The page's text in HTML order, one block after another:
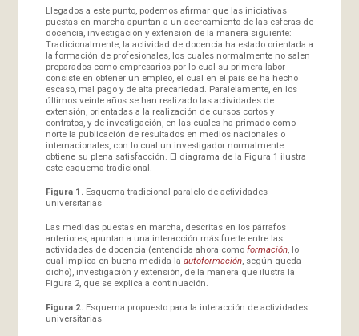
Llegados a este punto, podemos afirmar que las iniciativas
puestas en marcha apuntan a un acercamiento de las esferas de
docencia, investigación y extensión de la manera siguiente:
Tradicionalmente, la actividad de docencia ha estado orientada a
la formación de profesionales, los cuales normalmente no salen
preparados como empresarios por lo cual su primera labor
consiste en obtener un empleo, el cual en el país se ha hecho
escaso, mal pago y de alta precariedad. Paralelamente, en los
últimos veinte años se han realizado las actividades de
extensión, orientadas a la realización de cursos cortos y
contratos, y de investigación, en las cuales ha primado como
norte la publicación de resultados en medios nacionales o
internacionales, con lo cual un investigador normalmente
obtiene su plena satisfacción. El diagrama de la Figura 1 ilustra
este esquema tradicional.
Figura 1. Esquema tradicional paralelo de actividades
universitarias
Las medidas puestas en marcha, descritas en los párrafos
anteriores, apuntan a una interacción más fuerte entre las
actividades de docencia (entendida ahora como formación, lo
cual implica en buena medida la autoformación, según queda
dicho), investigación y extensión, de la manera que ilustra la
Figura 2, que se explica a continuación.
Figura 2. Esquema propuesto para la interacción de actividades
universitarias